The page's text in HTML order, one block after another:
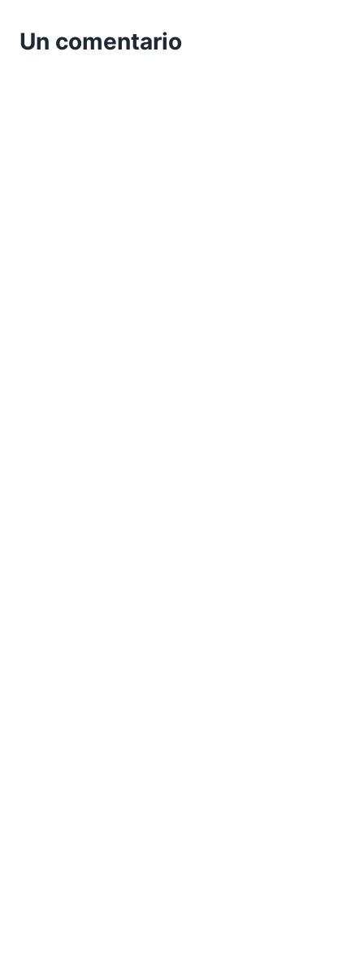
Un comentario